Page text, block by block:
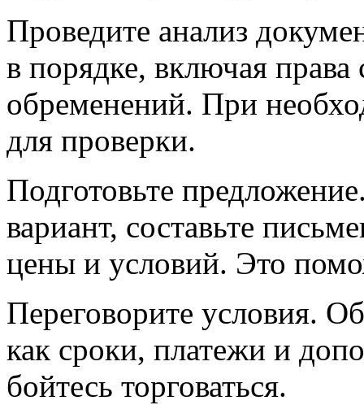
Проведите анализ
в порядке, включая
обременений. При
для проверки.
Подготовьте
вариант, составьте
цены и условий. Это
Переговорите условия.
как сроки, платежи и
бойтесь торговаться.